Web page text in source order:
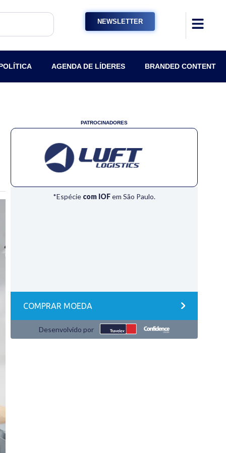
NEWSLETTER
AGENDA DE LÍDERES BRANDED CONTENT
PATROCINADORES